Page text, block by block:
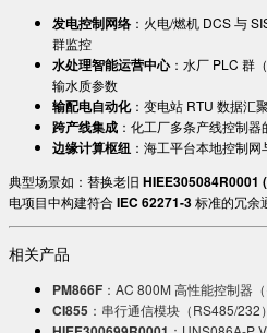
发电控制网络 ：火电/燃机 DCS 与
群监控
水处理智能运营中心：水厂 PLC 群
输水质参数
输配电自动化：变电站 RTU 数据汇
跨产线集成 ：化工厂多条产线控制
边缘计算枢纽 ：海工平台本地控制
典型场景如：替换老旧 ​ HIEE305084R0001
电项目中构建符合 ​IEC 62271-3标准的冗余
相关产品
PM866F ：AC 800M 高性能控制器（
CI855 ：串行通信模块（RS485/